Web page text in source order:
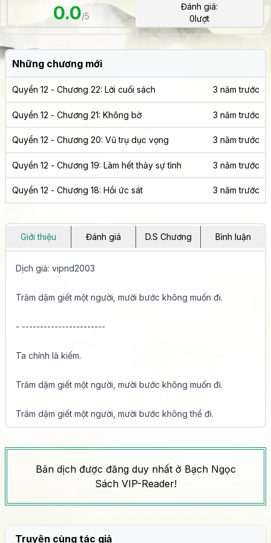
0.0/5
Đánh giá:
0lượt
Những chương mới
Quyển 12 - Chương 22: Lời cuối sách 3 năm trước
Quyển 12 - Chương 21: Không bờ 3 năm trước
Quyển 12 - Chương 20: Vũ trụ dục vọng 3 năm trước
Quyển 12 - Chương 19: Làm hết thảy sự tình 3 năm trước
Quyển 12 - Chương 18: Hồi ức sát 3 năm trước
Giới thiệu Đánh giá D.S Chương Bình luận
Dịch giả: vipnd2003
Trăm dặm giết một người, mười bước không muốn đi.
- -----------------------
Ta chính là kiếm.
Trăm dặm giết một người, mười bước không muốn đi.
Trăm dặm giết một người, mười bước không thể đi.
Trong ta có kiếm, trong kiếm có ta.
Đại Đạo Triều Thiên, tất cả chấp nhất kiếm.
Bản dịch được đăng duy nhất ở Bạch Ngọc
Sách VIP-Reader!
Truyện cùng tác giả